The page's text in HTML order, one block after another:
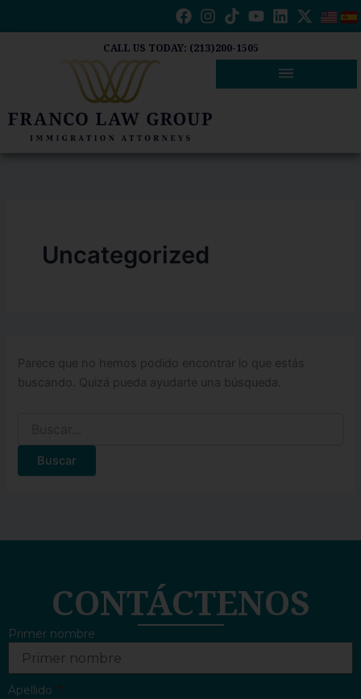
CALL US TODAY: (213)200-1505
Uncategorized
Parece que no hemos podido encontrar lo que estás
buscando. Quizá pueda ayudarte una búsqueda.
CONTÁCTENOS
Primer nombre
Apellido